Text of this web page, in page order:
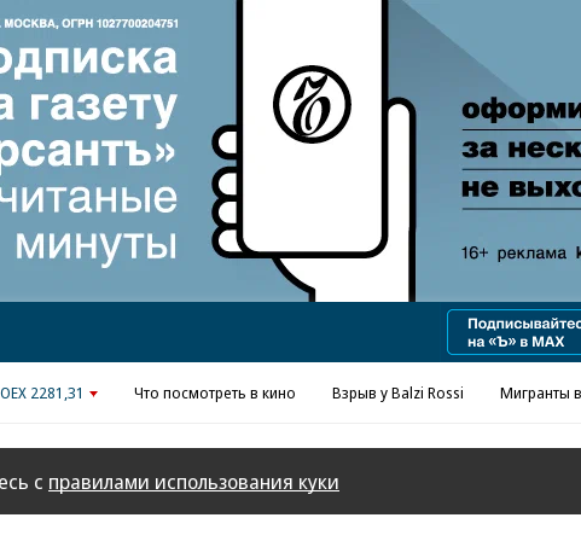
Реклама в «Ъ» www.kommersant.ru/ad
2281,31 Что посмотреть в кино Взрыв у Balzi Rossi Мигранты
с правилами использования куки